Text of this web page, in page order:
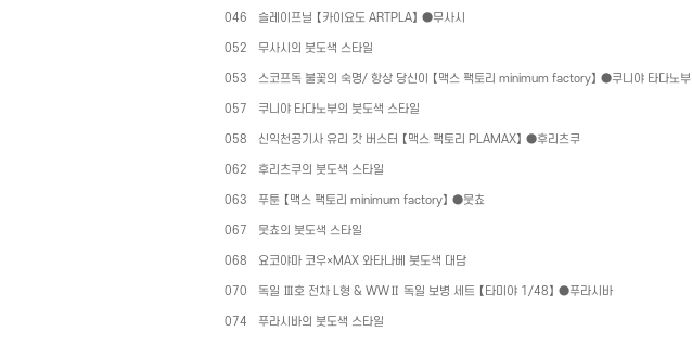
046 슬레이프닐 【카이요도 ARTPLA】 ●무사시
052 무사시의 붓도색 스타일
053 스코프독 불꽃의 숙명/ 항상 당신이 【맥스 팩토리 minimum factory】 ●쿠니야 타다노부
057 쿠니야 타다노부의 붓도색 스타일
058 신익천공기사 유리 갓 버스터 【맥스 팩토리 PLAMAX】 ●후리츠쿠
062 후리츠쿠의 붓도색 스타일
063 푸툰 【맥스 팩토리 minimum factory】 ●뭇쵸
067 뭇쵸의 붓도색 스타일
068 요코야마 코우×MAX 와타나베 붓도색 대담
070 독일 Ⅲ호 전차 L형 & WWⅡ 독일 보병 세트 【타미야 1/48】 ●푸라시바
074 푸라시바의 붓도색 스타일